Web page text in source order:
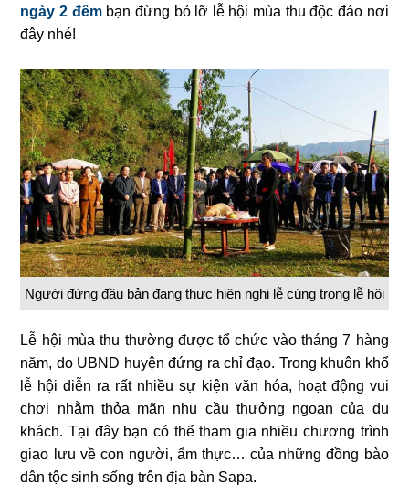
ngày 2 đêmbạn đừng bỏ lỡ lễ hội mùa thu độc đáo nơi
đây nhé!
Người đứng đầu bản đang thực hiện nghi lễ cúng trong lễ hội
Lễ hội mùa thu thường được tổ chức vào tháng 7 hàng
năm, do UBND huyện đứng ra chỉ đạo. Trong khuôn khổ
lễ hội diễn ra rất nhiều sự kiện văn hóa, hoạt động vui
chơi nhằm thỏa mãn nhu cầu thưởng ngoạn của du
khách. Tại đây bạn có thể tham gia nhiều chương trình
giao lưu về con người, ẩm thực… của những đồng bào
dân tộc sinh sống trên địa bàn Sapa.